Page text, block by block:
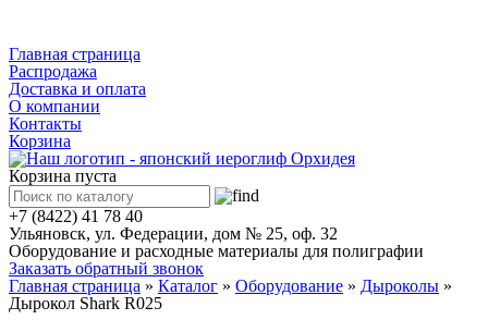
Главная страница
Распродажа
Доставка и оплата
О компании
Контакты
Корзина
Корзина пуста
+7 (8422) 41 78 40
Ульяновск, ул. Федерации, дом № 25, оф. 32
Оборудование и расходные материалы для полиграфии
Заказать обратный звонок
Главная страница » Каталог » Оборудование » Дыроколы »
Дырокол Shark R025